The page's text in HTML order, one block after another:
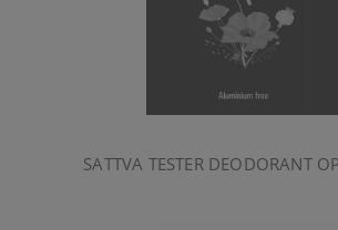
SATTVA TESTER DEODORANT